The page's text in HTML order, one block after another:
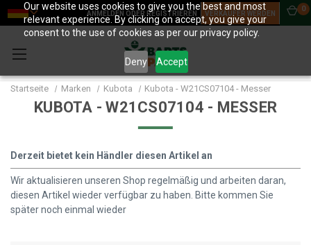
Our website uses cookies to give you the best and most
relevant experience. By clicking on accept, you give your
consent to the use of cookies as per our privacy policy.
Deny Accept
ANMELDEN ODER REGISTRIEREN VERKÄUFER WERDEN
0
Startseite Marken Kubota Kubota - W21CS07104 - Messer
KUBOTA - W21CS07104 - MESSER
Derzeit bietet kein Händler diesen Artikel an
Wir aktualisieren unseren Shop regelmäßig und arbeiten daran,
diesen Artikel wieder verfügbar zu haben. Bitte kommen Sie
später noch einmal wieder